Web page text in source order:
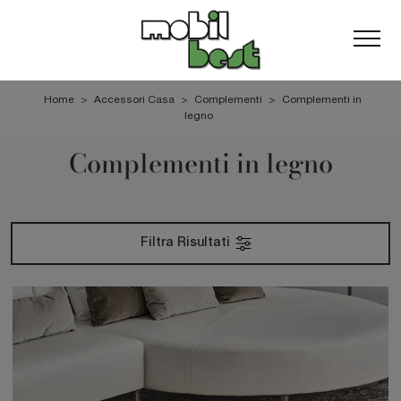
Home > Accessori Casa > Complementi >
Complementi in
legno
Complementi in legno
Filtra Risultati